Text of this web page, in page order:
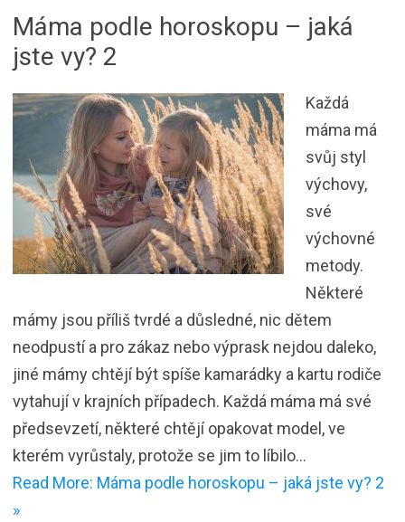
Máma podle horoskopu – jaká
jste vy? 2
Každá
máma má
svůj styl
výchovy,
své
výchovné
metody.
Některé
mámy jsou příliš tvrdé a důsledné, nic dětem
neodpustí a pro zákaz nebo výprask nejdou daleko,
jiné mámy chtějí být spíše kamarádky a kartu rodiče
vytahují v krajních případech. Každá máma má své
předsevzetí, některé chtějí opakovat model, ve
kterém vyrůstaly, protože se jim to líbilo…
Read More: Máma podle horoskopu – jaká jste vy? 2
»